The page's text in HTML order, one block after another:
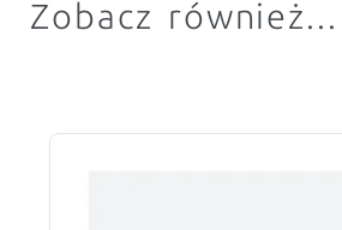
Zobacz również...